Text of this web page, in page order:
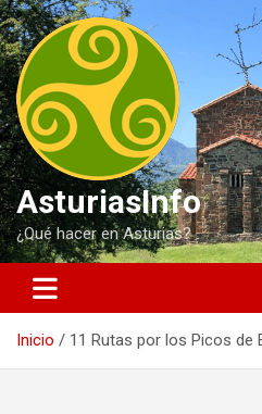
Saltar
al
contenido
AsturiasInfo
¿Qué hacer en Asturias?
Inicio 11 Rutas por los Picos de